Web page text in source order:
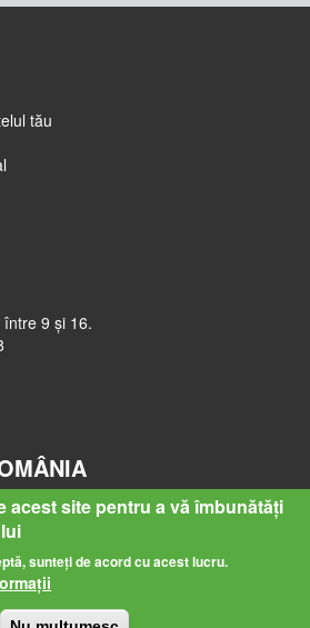
tău
9 și 16.
acest site pentru a vă îmbunătăți
sunteți de acord cu acest lucru.